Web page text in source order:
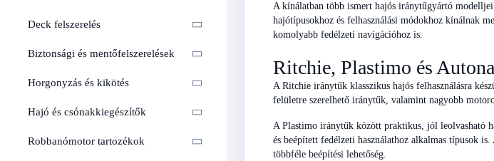
Deck felszerelés
Biztonsági és mentőfelszerelések
Horgonyzás és kikötés
Hajó és csónakkiegészítők
Robbanómotor tartozékok
A kínálatban több ismert hajós iránytűgyártó
hajótípusokhoz és felhasználási módokhoz kínálnak
komolyabb fedélzeti navigációhoz is.
Ritchie, Plastimo és
A Ritchie iránytűk klasszikus hajós felhasználásra
felületre szerelhető iránytűk, valamint nagyobb
A Plastimo iránytűk között praktikus, jól leolvasható
és beépített fedélzeti használathoz alkalmas típusok
többféle beépítési lehetőség.